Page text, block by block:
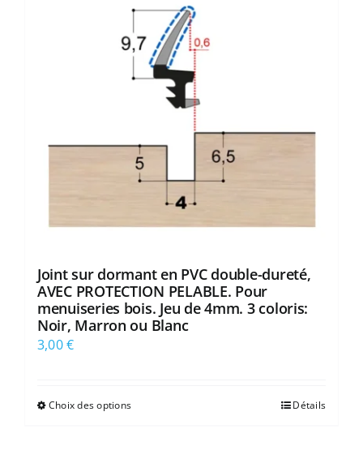
options
peuvent
être
choisies
page
du
Joint sur dormant en PVC double-dureté,
AVEC PROTECTION PELABLE. Pour
menuiseries bois. Jeu de 4mm. 3 coloris:
Noir, Marron ou Blanc
3,00€
Choix des optionsCe
Détails